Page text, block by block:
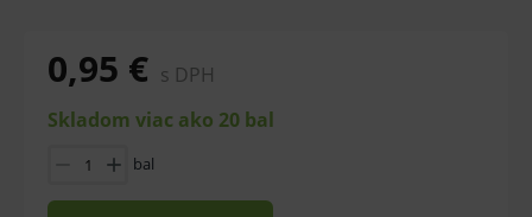
0,95 € s DPH
Skladom viac ako 20 bal
bal